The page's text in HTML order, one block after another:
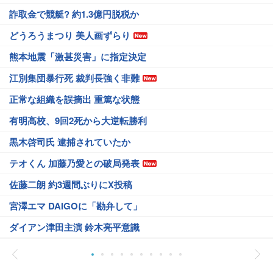
詐取金で競艇? 約1.3億円脱税か
どうろうまつり 美人画ずらり
熊本地震「激甚災害」に指定決定
江別集団暴行死 裁判長強く非難
正常な組織を誤摘出 重篤な状態
有明高校、9回2死から大逆転勝利
黒木啓司氏 逮捕されていたか
テオくん 加藤乃愛との破局発表
佐藤二朗 約3週間ぶりにX投稿
宮澤エマ DAIGOに「勘弁して」
ダイアン津田主演 鈴木亮平意識